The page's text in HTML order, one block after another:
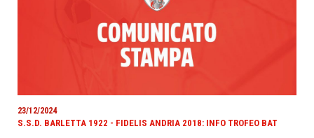
23/12/2024
S.S.D. BARLETTA 1922 - FIDELIS ANDRIA 2018: INFO TROFEO BAT